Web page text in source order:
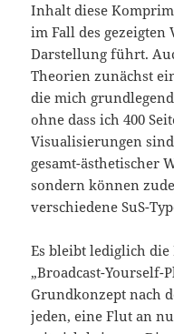
Inhalt diese
im Fall des
Darstellung führt.
Theorien zunächst
die mich
ohne dass ich 400
Visualisierungen
gesamt-ästhetischer
sondern können
verschiedene SuS-
Es bleibt lediglich die
„Broadcast-
Grundkonzept nach
jeden, eine Flut an